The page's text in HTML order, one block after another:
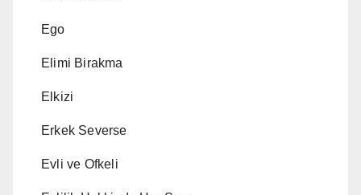
Ego
Elimi Birakma
Elkizi
Erkek Severse
Evli ve Ofkeli